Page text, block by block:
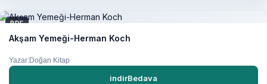
PDF
Akşam Yemeği-Herman Koch
Yazar:Doğan Kitap
indirBedava